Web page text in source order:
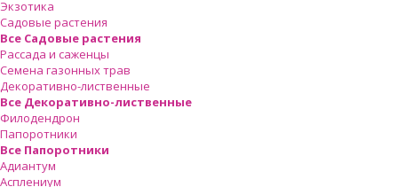
Экзотика
Садовые растения
Все Садовые растения
Рассада и саженцы
Семена газонных трав
Декоративно-лиственные
Все Декоративно-лиственные
Филодендрон
Папоротники
Все Папоротники
Адиантум
Асплениум